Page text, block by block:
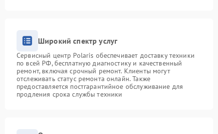
Широкий спектр услуг
Сервисный центр Polaris обеспечивает доставку техники
по всей РФ, бесплатную диагностику и качественный
ремонт, включая срочный ремонт. Клиенты могут
отслеживать статус ремонта онлайн. Также
предоставляется постгарантийное обслуживание для
продления срока службы техники